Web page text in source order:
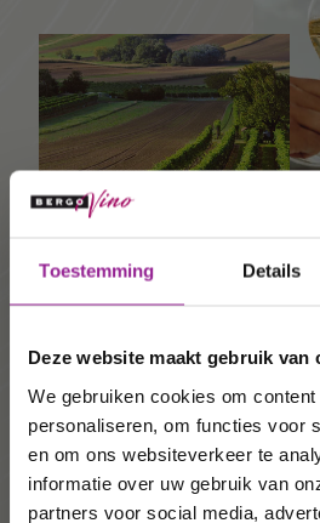
Toestemming Details
Deze website maakt gebruik van
We gebruiken cookies om
personaliseren, om functies voor
en om ons websiteverkeer te
informatie over uw gebruik van
partners voor social media,
Duurzame wijnen
Een veel voorkomende vorm
goed is voor het milieu, mens
mogelijk werkt de wijnmaker
verschil met biologisch is dat
wijnbouw niet als zodanig is
de wijnboer zich het recht
korting
Wij houden u
hoogte van